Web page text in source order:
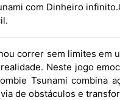
com Dinheiro
correr sem limites em
Neste jogo
Tsunami combina
de obstáculos e